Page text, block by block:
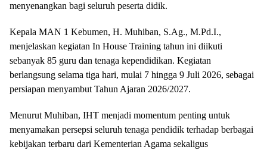
menyenangkan bagi seluruh peserta didik.
Kepala MAN 1 Kebumen, H. Muhiban, S.Ag., M.Pd.I.,
menjelaskan kegiatan In House Training tahun ini diikuti
sebanyak 85 guru dan tenaga kependidikan. Kegiatan
berlangsung selama tiga hari, mulai 7 hingga 9 Juli 2026, sebagai
persiapan menyambut Tahun Ajaran 2026/2027.
Menurut Muhiban, IHT menjadi momentum penting untuk
menyamakan persepsi seluruh tenaga pendidik terhadap berbagai
kebijakan terbaru dari Kementerian Agama sekaligus